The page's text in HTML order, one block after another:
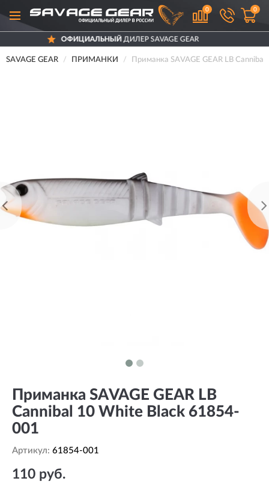
0 0
ОФИЦИАЛЬНЫЙДИЛЕР SAVAGE GEAR
SAVAGE GEAR ПРИМАНКИ Приманка SAVAGE GEAR LB
Приманка SAVAGE GEAR LB
Cannibal 10 White Black 61854-
001
Артикул: 61854-001
110 руб.